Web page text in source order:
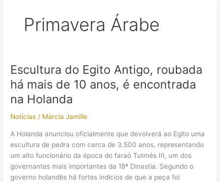
Primavera Árabe
Escultura do Egito Antigo, roubada
há mais de 10 anos, é encontrada
na Holanda
Notícias / Márcia Jamille
A Holanda anunciou oficialmente que devolverá ao Egito uma
escultura de pedra com cerca de 3.500 anos, representando
um alto funcionário da época do faraó Tutmés III, um dos
governantes mais importantes da 18ª Dinastia. Segundo o
governo holandês há fortes indícios de que a peça foi